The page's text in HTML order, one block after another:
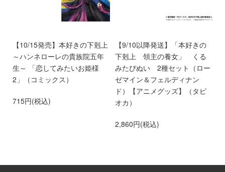
【10/15発売】本好きの下剋上
～ハンネローレの貴族院五年
生～ 「恋してみたいお姫様
2」（コミックス）
715円(税込)
【9/10以降発送】「本好きの
下剋上 領主の養女」 くる
みたぴぬい 2種セット（ロー
ゼマイン＆フェルディナン
ド）【アニメグッズ】（タピ
オカ）
2,860円(税込)